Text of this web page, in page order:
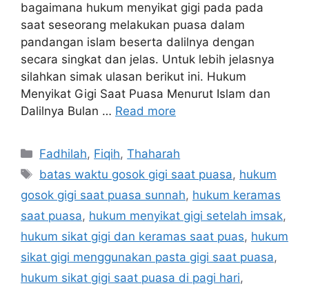
bagaimana hukum menyikat gigi pada pada
saat seseorang melakukan puasa dalam
pandangan islam beserta dalilnya dengan
secara singkat dan jelas. Untuk lebih jelasnya
silahkan simak ulasan berikut ini. Hukum
Menyikat Gigi Saat Puasa Menurut Islam dan
Dalilnya Bulan … Read more
Categories
Fadhilah, Fiqih,Thaharah
Tags
batas waktu gosok gigi saat puasa, hukum
gosok gigi saat puasa sunnah, hukum keramas
saat puasa, hukum menyikat gigi setelah imsak,
hukum sikat gigi dan keramas saat puas, hukum
sikat gigi menggunakan pasta gigi saat puasa,
hukum sikat gigi saat puasa di pagi hari,